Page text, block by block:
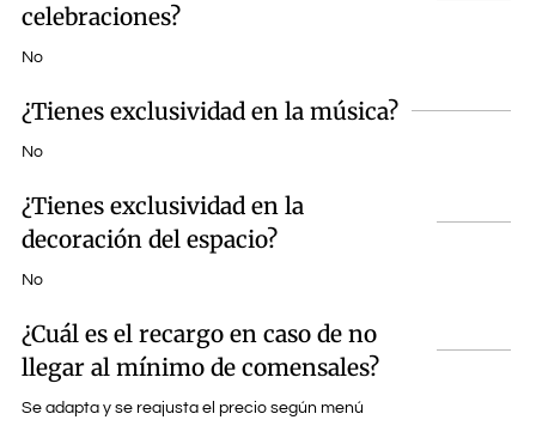
celebraciones?
No
¿Tienes exclusividad en la música?
No
¿Tienes exclusividad en la
decoración del espacio?
No
¿Cuál es el recargo en caso de no
llegar al mínimo de comensales?
Se adapta y se reajusta el precio según menú